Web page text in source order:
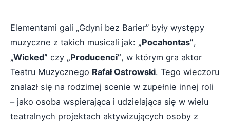
Elementami gali „Gdyni bez Barier” były występy
muzyczne z takich musicali jak: „Pocahontas”,
„Wicked” czy „Producenci”, w którym gra aktor
Teatru Muzycznego Rafał Ostrowski. Tego wieczoru
znalazł się na rodzimej scenie w zupełnie innej roli
– jako osoba wspierająca i udzielająca się w wielu
teatralnych projektach aktywizujących osoby z